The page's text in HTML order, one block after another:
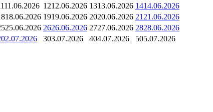
11.06.2026 1212.06.2026 1313.06.2026 1414.06.2026
18.06.2026 1919.06.2026 2020.06.2026 21 21.06.2026
25.06.2026 2626.06.2026 2727.06.2026 2828.06.2026
02.07.2026 303.07.2026 404.07.2026 505.07.2026